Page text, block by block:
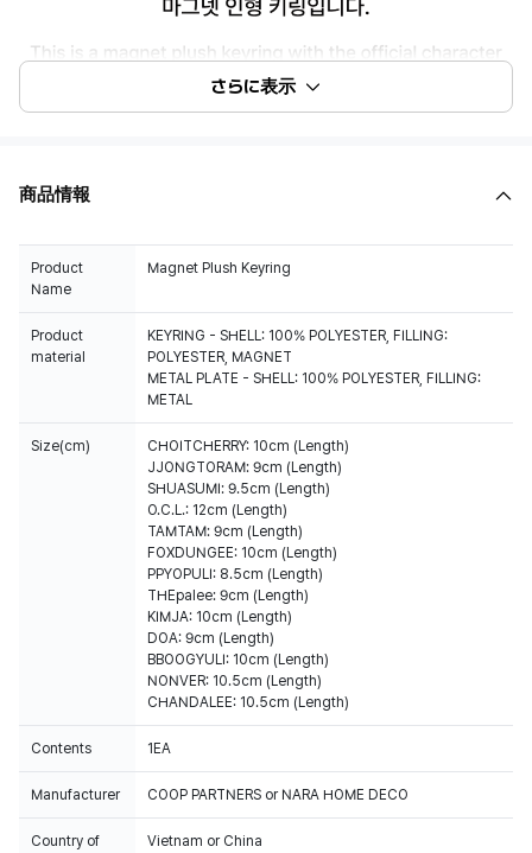
さらに表示
商品情報
Product
Name
Magnet Plush Keyring
Product
material
KEYRING - SHELL: 100% POLYESTER, FILLING:
POLYESTER, MAGNET
METAL PLATE - SHELL: 100% POLYESTER, FILLING:
METAL
Size(cm)
CHOITCHERRY: 10cm (Length)
JJONGTORAM: 9cm (Length)
SHUASUMI: 9.5cm (Length)
O.C.L.: 12cm (Length)
TAMTAM: 9cm (Length)
FOXDUNGEE: 10cm (Length)
PPYOPULI: 8.5cm (Length)
THEpalee: 9cm (Length)
KIMJA: 10cm (Length)
DOA: 9cm (Length)
BBOOGYULI: 10cm (Length)
NONVER: 10.5cm (Length)
CHANDALEE: 10.5cm (Length)
Contents 1EA
Manufacturer COOP PARTNERS or NARA HOME DECO
Country of
Vietnam or China